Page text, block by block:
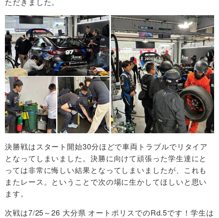
決勝戦はスタート開始30分ほどで車両トラブルでリタイア
となってしまいました。決勝に向けて頑張った学生達にと
っては非常に悔しい結果となってしまいましたが、これも
またレース。ということで次の場に生かしてほしいと思い
ます。
次戦は7/25～26 大分県 オートポリスでのRd.5です！学生は